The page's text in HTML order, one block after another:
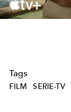
Tags
FILM SERIE-TV